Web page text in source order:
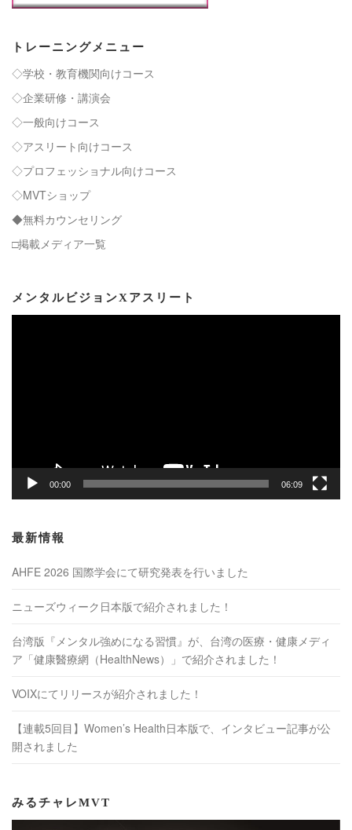
トレーニングメニュー
◇学校・教育機関向けコース
◇企業研修・講演会
◇一般向けコース
◇アスリート向けコース
◇プロフェッショナル向けコース
◇MVTショップ
◆無料カウンセリング
□掲載メディア一覧
メンタルビジョンXアスリート
00:00 06:09
最新情報
AHFE 2026 国際学会にて研究発表を行いました
ニューズウィーク日本版で紹介されました！
台湾版『メンタル強めになる習慣』が、台湾の医療・健康メディ
ア「健康醫療網（HealthNews）」で紹介されました！
VOIXにてリリースが紹介されました！
【連載5回目】Women’s Health日本版で、インタビュー記事が公
開されました
みるチャレMVT